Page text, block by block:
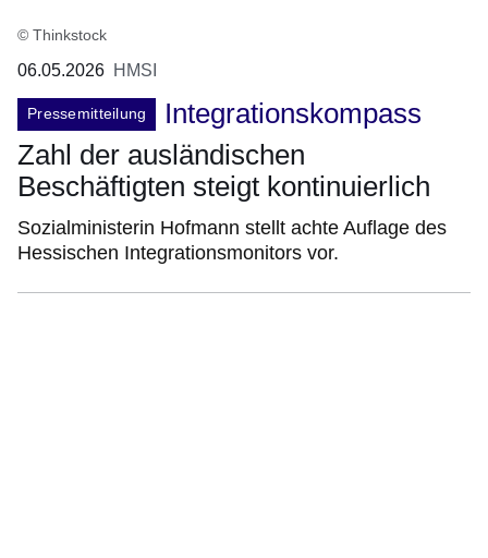
© Thinkstock
06.05.2026 HMSI
Pressemitteilung
Integrationskompass
Zahl der ausländischen
Beschäftigten steigt kontinuierlich
Sozialministerin Hofmann stellt achte Auflage des
Hessischen Integrationsmonitors vor.